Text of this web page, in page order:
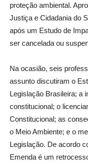
proteção ambiental.
Justiça e Cidadania do
após um Estudo de
ser cancelada ou
Na ocasião, seis
assunto discutiram o
Legislação Brasileira; a
constitucional; o
Constitucional; as
o Meio Ambiente; e o
Legislação. De acordo
Emenda é um